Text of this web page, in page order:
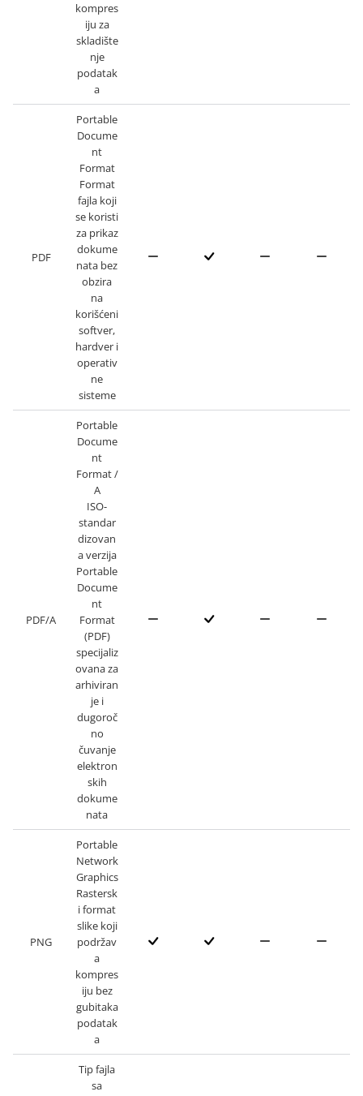
kompres
iju za
skladište
nje
podatak
a
PDF
Portable
Docume
nt
Format
Format
fajla koji
se koristi
za prikaz
dokume
nata bez
obzira
na
korišćeni
softver,
hardver i
operativ
ne
sisteme
PDF/A
Portable
Docume
nt
Format /
A
ISO-
standar
dizovan
a verzija
Portable
Docume
nt
Format
(PDF)
specijaliz
ovana za
arhiviran
je i
dugoroč
no
čuvanje
elektron
skih
dokume
nata
PNG
Portable
Network
Graphics
Rastersk
i format
slike koji
podržav
a
kompres
iju bez
gubitaka
podatak
a
Tip fajla
sa